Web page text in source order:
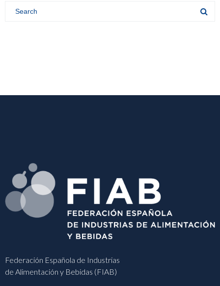
Federación Española de Industrias
de Alimentación y Bebidas (FIAB)